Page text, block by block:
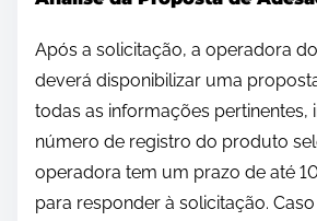
Após a solicitação, a operadora
deverá disponibilizar uma
todas as informações pertinentes,
número de registro do produto
operadora tem um prazo de até
para responder à solicitação.